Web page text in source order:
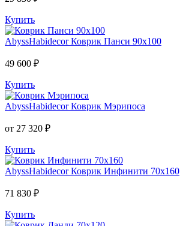
Купить
AbyssHabidecor Коврик Панси 90х100
49 600 ₽
Купить
AbyssHabidecor Коврик Мэрипоса
от 27 320 ₽
Купить
AbyssHabidecor Коврик Инфинити 70х160
71 830 ₽
Купить